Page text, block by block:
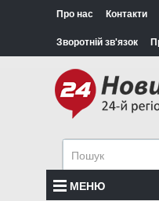
Про нас Контакти
Зворотній зв'язок
МЕНЮ